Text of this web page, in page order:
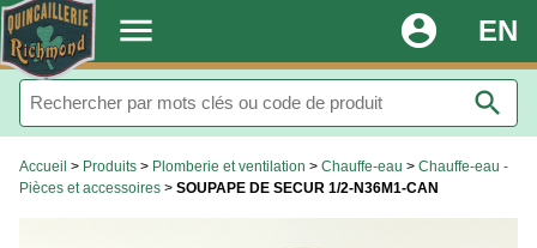
. menu EN
account_circle
search
Accueil > Produits > Plomberie et ventilation > Chauffe-eau > Chauffe-eau -
Pièces et accessoires > SOUPAPE DE SECUR 1/2-N36M1-CAN